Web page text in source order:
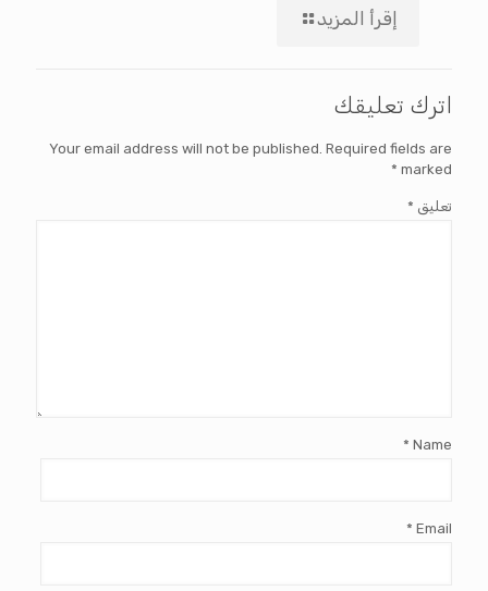
إقرأ المزيد
اترك تعليقك
Your email address will not be published. Required fields are
marked
*
تعليق *
Name
*
Email
*